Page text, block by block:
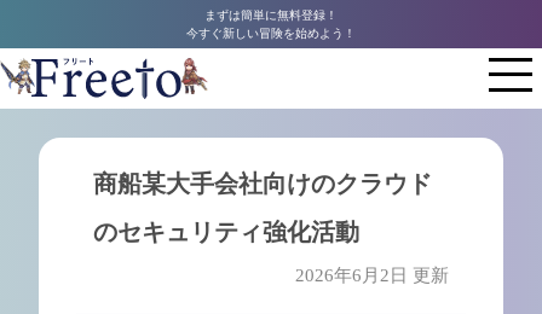
まずは簡単に無料登録！
今すぐ新しい冒険を始めよう！
商船某大手会社向けのクラウド
のセキュリティ強化活動
2026年6月2日 更新